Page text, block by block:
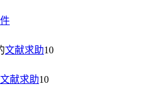
文献求助10
文献求助10